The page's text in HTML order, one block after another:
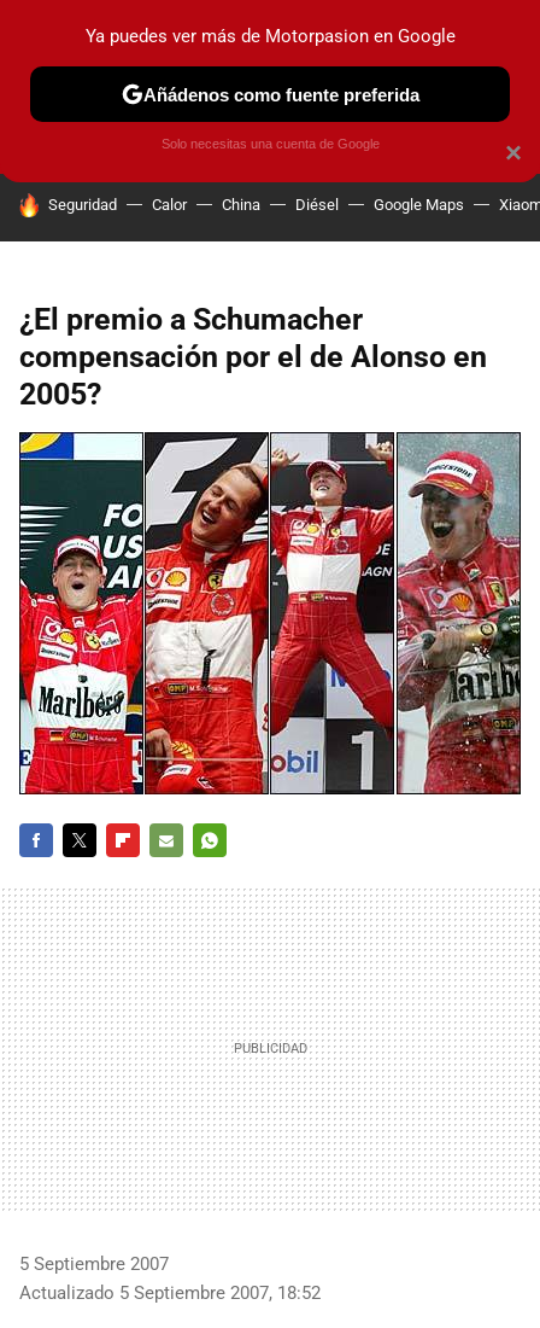
PRUEBAS COCHES ELÉCTRICOS OBSERVATORIO
HOY SE HABLA DE
Seguridad Calor China Diésel Google Maps
¿El premio a Schumacher
compensación por el de Alonso en
2005?
MAIL
5 Septiembre 2007
Actualizado 5 Septiembre 2007, 18:52
×
Ya puedes ver más de Motorpasion en Google
Añádenos como fuente preferida
Solo necesitas una cuenta de Google